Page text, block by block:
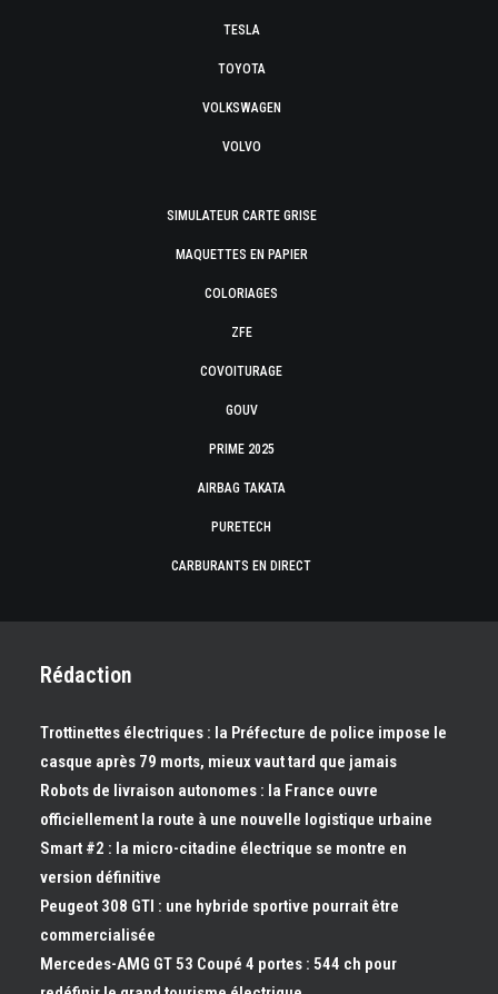
TESLA
TOYOTA
VOLKSWAGEN
VOLVO
SIMULATEUR CARTE GRISE
MAQUETTES EN PAPIER
COLORIAGES
ZFE
COVOITURAGE
GOUV
PRIME 2025
AIRBAG TAKATA
PURETECH
CARBURANTS EN DIRECT
Rédaction
Trottinettes électriques : la Préfecture de police impose le
casque après 79 morts, mieux vaut tard que jamais
Robots de livraison autonomes : la France ouvre
officiellement la route à une nouvelle logistique urbaine
Smart #2 : la micro-citadine électrique se montre en
version définitive
Peugeot 308 GTI : une hybride sportive pourrait être
commercialisée
Mercedes-AMG GT 53 Coupé 4 portes : 544 ch pour